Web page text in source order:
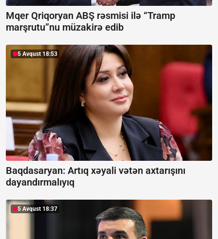
Mqer Qriqoryan ABŞ rəsmisi ilə “Tramp
marşrutu”nu müzakirə edib
5 Avqust 18:53
Baqdasaryan: Artıq xəyali vətən axtarışını
dayandırmalıyıq
5 Avqust 18:37